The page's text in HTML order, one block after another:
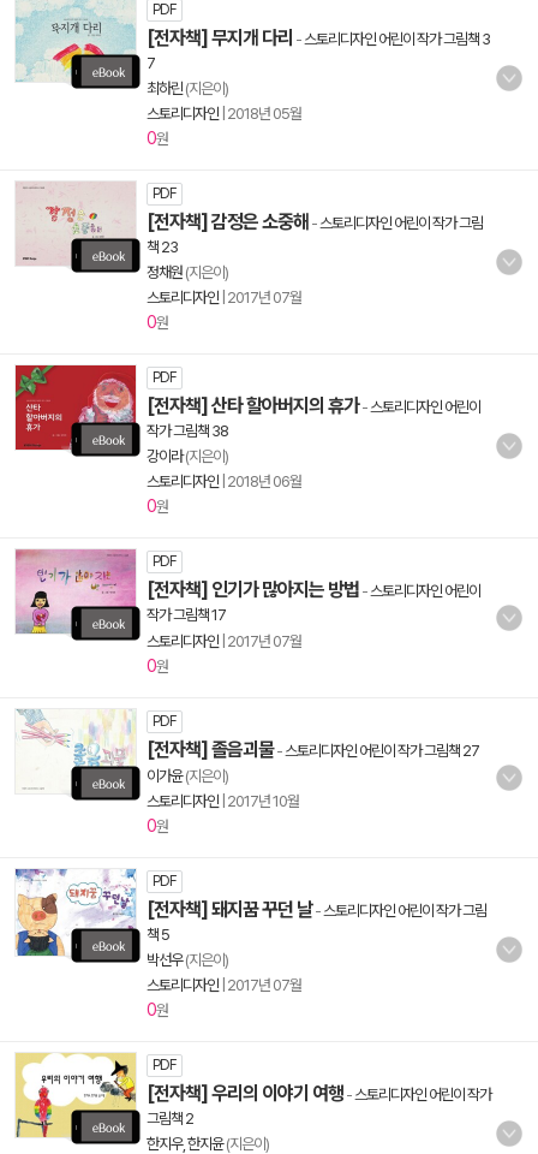
PDF
[전자책] 무지개 다리 -스토리디자인 어린이 작가 그림책 3
7
최하린 (지은이)
스토리디자인 2018년 05월
0원
PDF
[전자책] 감정은 소중해 -스토리디자인 어린이 작가 그림
책 23
정채원 (지은이)
스토리디자인 2017년 07월
0원
PDF
[전자책] 산타 할아버지의 휴가-스토리디자인 어린이
작가 그림책 38
강이라(지은이)
스토리디자인 2018년 06월
0원
PDF
[전자책] 인기가 많아지는 방법 -스토리디자인 어린이
작가 그림책 17
스토리디자인 2017년 07월
0원
PDF
[전자책] 졸음괴물-스토리디자인 어린이 작가 그림책 27
이가윤(지은이)
스토리디자인 2017년 10월
0원
PDF
[전자책] 돼지꿈 꾸던 날-스토리디자인 어린이 작가 그림
책 5
박선우(지은이)
스토리디자인 2017년 07월
0원
PDF
[전자책] 우리의 이야기 여행 -스토리디자인 어린이 작가
그림책 2
한지우, 한지윤(지은이)